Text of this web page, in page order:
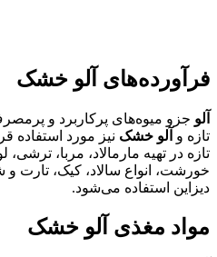
فرآورده‌های آلو خشک
آلو جزو میوه‌های پرکاربرد و
تازه و آلو خشک نیز مورد استفاده
تازه در تهیه مارمالاد، مربا، ترشی،
خورشت، انواع سالاد، کیک، تارت و
دیزاین استفاده می‌شود.
مواد مغذی آلو خشک